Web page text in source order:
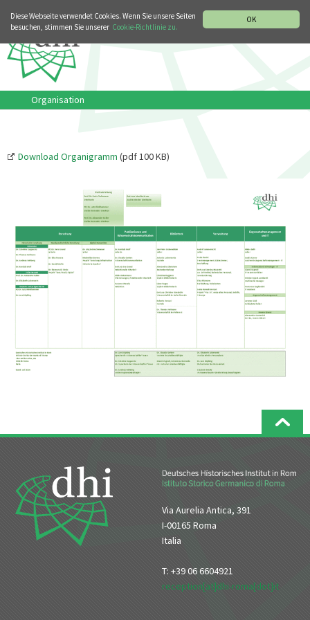
OK
Diese Webseite verwendet Cookies. Wenn Sie unsere Seiten
besuchen, stimmen Sie unserer Cookie-Richtlinie zu.
Organisation
Download Organigramm (pdf 100 KB)
Via Aurelia Antica, 391
I-00165 Roma
Italia
T: +39 06 6604921
reception[at]dhi-roma[dot]it